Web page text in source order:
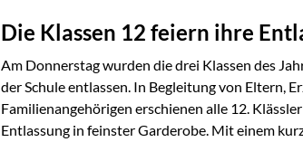
Die Klassen 12 feiern ihre
Am Donnerstag wurden die drei Klassen des
der Schule entlassen. In Begleitung von Eltern,
Familienangehörigen erschienen alle 12.
Entlassung in feinster Garderobe. Mit einem